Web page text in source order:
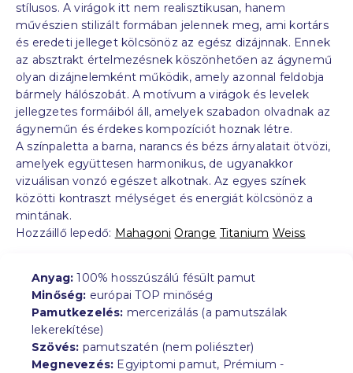
stílusos. A virágok itt nem realisztikusan, hanem
művészien stilizált formában jelennek meg, ami kortárs
és eredeti jelleget kölcsönöz az egész dizájnnak. Ennek
az absztrakt értelmezésnek köszönhetően az ágynemű
olyan dizájnelemként működik, amely azonnal feldobja
bármely hálószobát. A motívum a virágok és levelek
jellegzetes formáiból áll, amelyek szabadon olvadnak az
ágyneműn és érdekes kompozíciót hoznak létre.
A színpaletta a barna, narancs és bézs árnyalatait ötvözi,
amelyek együttesen harmonikus, de ugyanakkor
vizuálisan vonzó egészet alkotnak. Az egyes színek
közötti kontraszt mélységet és energiát kölcsönöz a
mintának.
Hozzáillő lepedő: Mahagoni Orange Titanium Weiss
Anyag: 100% hosszúszálú fésült pamut
Minőség: európai TOP minőség
Pamutkezelés: mercerizálás (a pamutszálak
lekerekítése)
Szövés: pamutszatén (nem poliészter)
Megnevezés: Egyiptomi pamut, Prémium -